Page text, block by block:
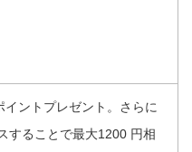
ントプレゼント。さらに
することで最大1200 円相